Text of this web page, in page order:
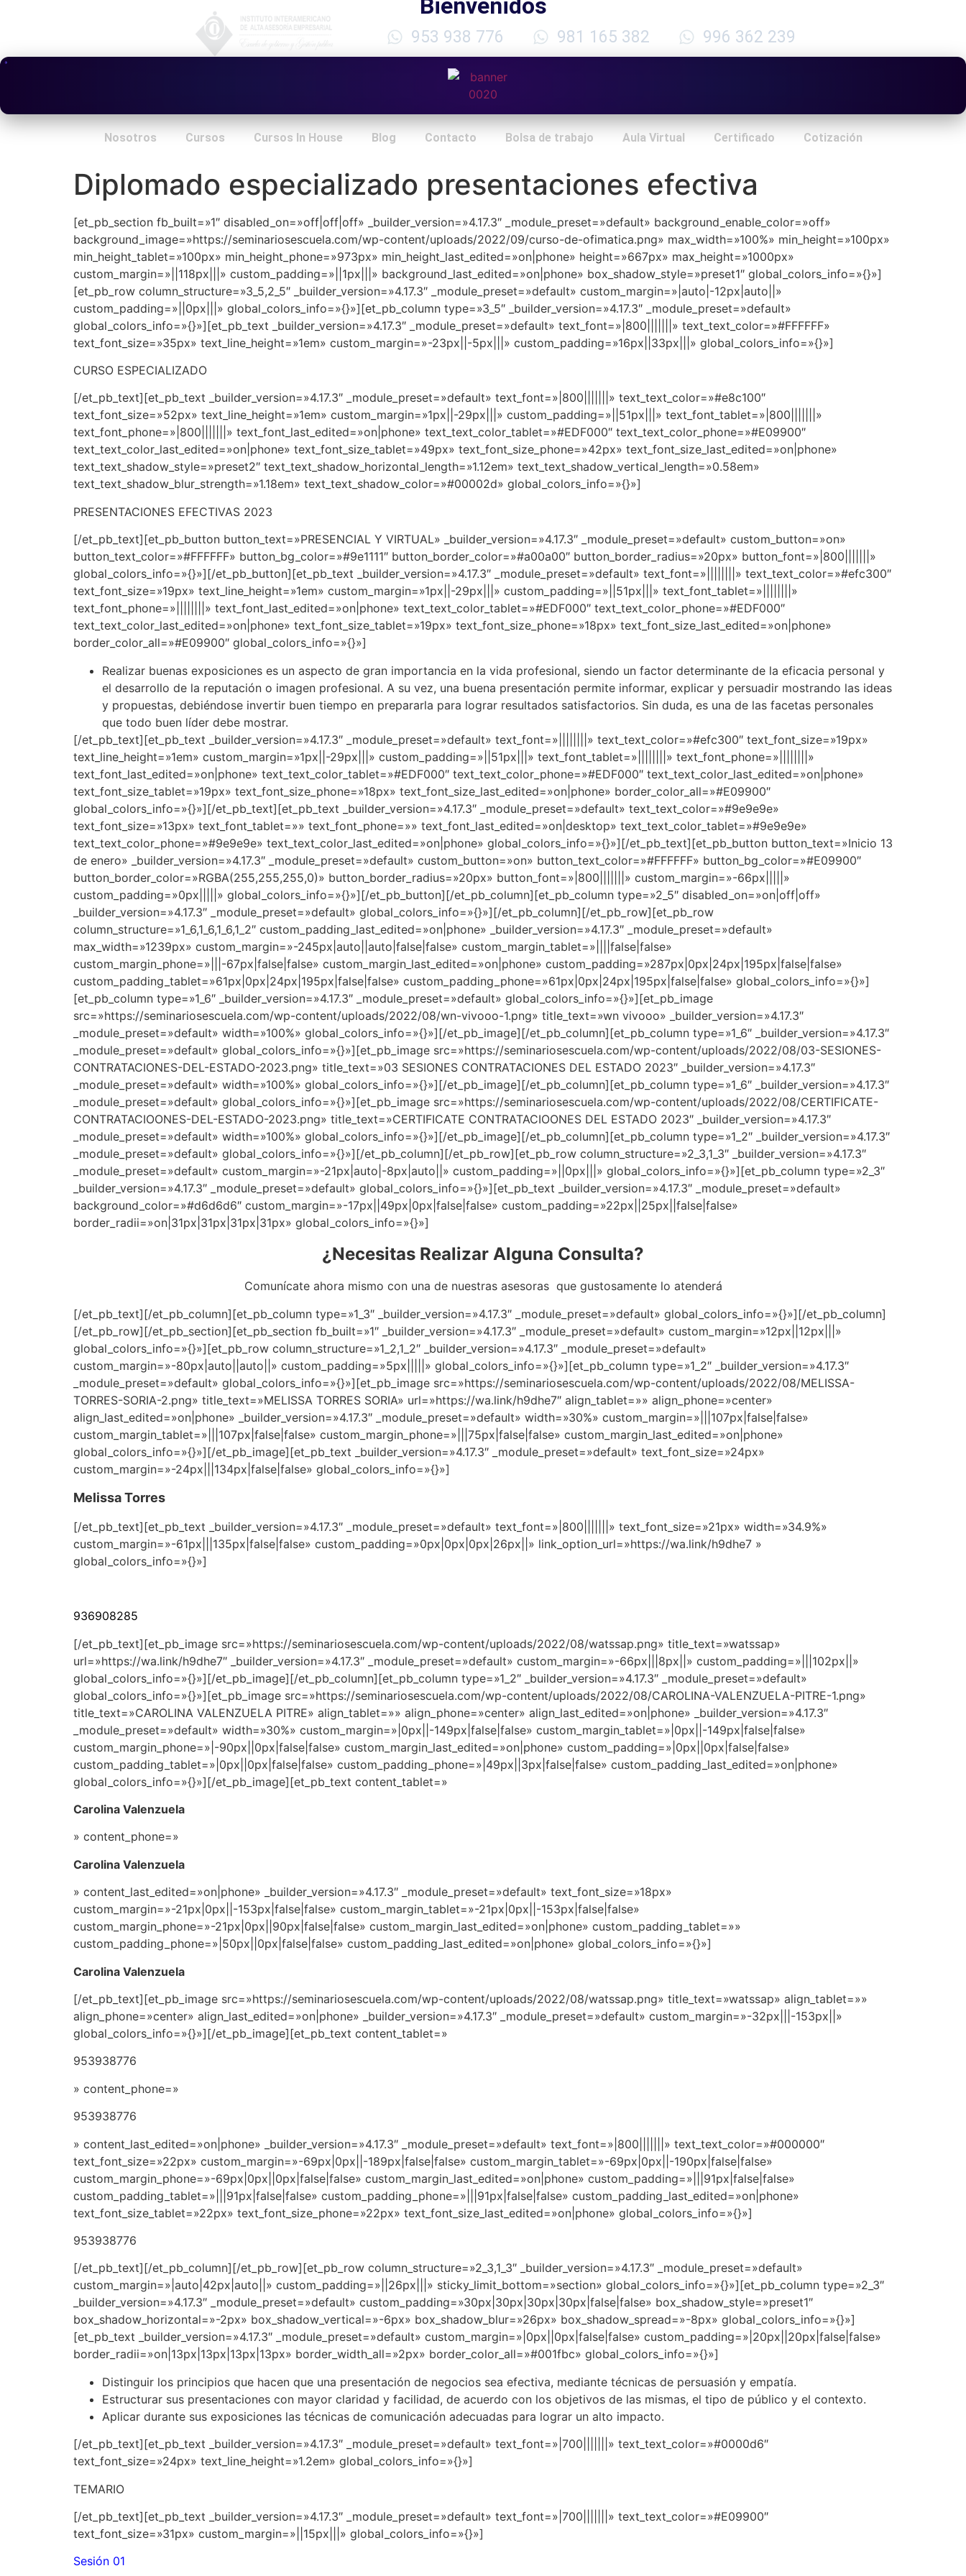
Bienvenidos
953 938 776 981 165 382 996 362 239
Nosotros Cursos Cursos In House Blog Contacto Bolsa de trabajo Aula Virtual Certificado Cotización
Diplomado especializado presentaciones efectiva
[et_pb_section fb_built=»1″ disabled_on=»off|off|off» _builder_version=»4.17.3″ _module_preset=»default» background_enable_color=»off»
background_image=»https://seminariosescuela.com/wp-content/uploads/2022/09/curso-de-ofimatica.png» max_width=»100%» min_height=»100px»
min_height_tablet=»100px» min_height_phone=»973px» min_height_last_edited=»on|phone» height=»667px» max_height=»1000px»
custom_margin=»||118px|||» custom_padding=»||1px|||» background_last_edited=»on|phone» box_shadow_style=»preset1″ global_colors_info=»{}»]
[et_pb_row column_structure=»3_5,2_5″ _builder_version=»4.17.3″ _module_preset=»default» custom_margin=»|auto|-12px|auto||»
custom_padding=»||0px|||» global_colors_info=»{}»][et_pb_column type=»3_5″ _builder_version=»4.17.3″ _module_preset=»default»
global_colors_info=»{}»][et_pb_text _builder_version=»4.17.3″ _module_preset=»default» text_font=»|800|||||||» text_text_color=»#FFFFFF»
text_font_size=»35px» text_line_height=»1em» custom_margin=»-23px||-5px|||» custom_padding=»16px||33px|||» global_colors_info=»{}»]
CURSO ESPECIALIZADO
[/et_pb_text][et_pb_text _builder_version=»4.17.3″ _module_preset=»default» text_font=»|800|||||||» text_text_color=»#e8c100″
text_font_size=»52px» text_line_height=»1em» custom_margin=»1px||-29px|||» custom_padding=»||51px|||» text_font_tablet=»|800|||||||»
text_font_phone=»|800|||||||» text_font_last_edited=»on|phone» text_text_color_tablet=»#EDF000″ text_text_color_phone=»#E09900″
text_text_color_last_edited=»on|phone» text_font_size_tablet=»49px» text_font_size_phone=»42px» text_font_size_last_edited=»on|phone»
text_text_shadow_style=»preset2″ text_text_shadow_horizontal_length=»1.12em» text_text_shadow_vertical_length=»0.58em»
text_text_shadow_blur_strength=»1.18em» text_text_shadow_color=»#00002d» global_colors_info=»{}»]
PRESENTACIONES EFECTIVAS 2023
[/et_pb_text][et_pb_button button_text=»PRESENCIAL Y VIRTUAL» _builder_version=»4.17.3″ _module_preset=»default» custom_button=»on»
button_text_color=»#FFFFFF» button_bg_color=»#9e1111″ button_border_color=»#a00a00″ button_border_radius=»20px» button_font=»|800|||||||»
global_colors_info=»{}»][/et_pb_button][et_pb_text _builder_version=»4.17.3″ _module_preset=»default» text_font=»||||||||» text_text_color=»#efc300″
text_font_size=»19px» text_line_height=»1em» custom_margin=»1px||-29px|||» custom_padding=»||51px|||» text_font_tablet=»||||||||»
text_font_phone=»||||||||» text_font_last_edited=»on|phone» text_text_color_tablet=»#EDF000″ text_text_color_phone=»#EDF000″
text_text_color_last_edited=»on|phone» text_font_size_tablet=»19px» text_font_size_phone=»18px» text_font_size_last_edited=»on|phone»
border_color_all=»#E09900″ global_colors_info=»{}»]
Realizar buenas exposiciones es un aspecto de gran importancia en la vida profesional, siendo un factor determinante de la eficacia personal y
el desarrollo de la reputación o imagen profesional. A su vez, una buena presentación permite informar, explicar y persuadir mostrando las ideas
y propuestas, debiéndose invertir buen tiempo en prepararla para lograr resultados satisfactorios. Sin duda, es una de las facetas personales
que todo buen líder debe mostrar.
[/et_pb_text][et_pb_text _builder_version=»4.17.3″ _module_preset=»default» text_font=»||||||||» text_text_color=»#efc300″ text_font_size=»19px»
text_line_height=»1em» custom_margin=»1px||-29px|||» custom_padding=»||51px|||» text_font_tablet=»||||||||» text_font_phone=»||||||||»
text_font_last_edited=»on|phone» text_text_color_tablet=»#EDF000″ text_text_color_phone=»#EDF000″ text_text_color_last_edited=»on|phone»
text_font_size_tablet=»19px» text_font_size_phone=»18px» text_font_size_last_edited=»on|phone» border_color_all=»#E09900″
global_colors_info=»{}»][/et_pb_text][et_pb_text _builder_version=»4.17.3″ _module_preset=»default» text_text_color=»#9e9e9e»
text_font_size=»13px» text_font_tablet=»» text_font_phone=»» text_font_last_edited=»on|desktop» text_text_color_tablet=»#9e9e9e»
text_text_color_phone=»#9e9e9e» text_text_color_last_edited=»on|phone» global_colors_info=»{}»][/et_pb_text][et_pb_button button_text=»Inicio 13
de enero» _builder_version=»4.17.3″ _module_preset=»default» custom_button=»on» button_text_color=»#FFFFFF» button_bg_color=»#E09900″
button_border_color=»RGBA(255,255,255,0)» button_border_radius=»20px» button_font=»|800|||||||» custom_margin=»-66px|||||»
custom_padding=»0px|||||» global_colors_info=»{}»][/et_pb_button][/et_pb_column][et_pb_column type=»2_5″ disabled_on=»on|off|off»
_builder_version=»4.17.3″ _module_preset=»default» global_colors_info=»{}»][/et_pb_column][/et_pb_row][et_pb_row
column_structure=»1_6,1_6,1_6,1_2″ custom_padding_last_edited=»on|phone» _builder_version=»4.17.3″ _module_preset=»default»
max_width=»1239px» custom_margin=»-245px|auto||auto|false|false» custom_margin_tablet=»||||false|false»
custom_margin_phone=»|||-67px|false|false» custom_margin_last_edited=»on|phone» custom_padding=»287px|0px|24px|195px|false|false»
custom_padding_tablet=»61px|0px|24px|195px|false|false» custom_padding_phone=»61px|0px|24px|195px|false|false» global_colors_info=»{}»]
[et_pb_column type=»1_6″ _builder_version=»4.17.3″ _module_preset=»default» global_colors_info=»{}»][et_pb_image
src=»https://seminariosescuela.com/wp-content/uploads/2022/08/wn-vivooo-1.png» title_text=»wn vivooo» _builder_version=»4.17.3″
_module_preset=»default» width=»100%» global_colors_info=»{}»][/et_pb_image][/et_pb_column][et_pb_column type=»1_6″ _builder_version=»4.17.3″
_module_preset=»default» global_colors_info=»{}»][et_pb_image src=»https://seminariosescuela.com/wp-content/uploads/2022/08/03-SESIONES-
CONTRATACIONES-DEL-ESTADO-2023.png» title_text=»03 SESIONES CONTRATACIONES DEL ESTADO 2023″ _builder_version=»4.17.3″
_module_preset=»default» width=»100%» global_colors_info=»{}»][/et_pb_image][/et_pb_column][et_pb_column type=»1_6″ _builder_version=»4.17.3″
_module_preset=»default» global_colors_info=»{}»][et_pb_image src=»https://seminariosescuela.com/wp-content/uploads/2022/08/CERTIFICATE-
CONTRATACIOONES-DEL-ESTADO-2023.png» title_text=»CERTIFICATE CONTRATACIOONES DEL ESTADO 2023″ _builder_version=»4.17.3″
_module_preset=»default» width=»100%» global_colors_info=»{}»][/et_pb_image][/et_pb_column][et_pb_column type=»1_2″ _builder_version=»4.17.3″
_module_preset=»default» global_colors_info=»{}»][/et_pb_column][/et_pb_row][et_pb_row column_structure=»2_3,1_3″ _builder_version=»4.17.3″
_module_preset=»default» custom_margin=»-21px|auto|-8px|auto||» custom_padding=»||0px|||» global_colors_info=»{}»][et_pb_column type=»2_3″
_builder_version=»4.17.3″ _module_preset=»default» global_colors_info=»{}»][et_pb_text _builder_version=»4.17.3″ _module_preset=»default»
background_color=»#d6d6d6″ custom_margin=»-17px||49px|0px|false|false» custom_padding=»22px||25px||false|false»
border_radii=»on|31px|31px|31px|31px» global_colors_info=»{}»]
¿Necesitas Realizar Alguna Consulta?
Comunícate ahora mismo con una de nuestras asesoras que gustosamente lo atenderá
[/et_pb_text][/et_pb_column][et_pb_column type=»1_3″ _builder_version=»4.17.3″ _module_preset=»default» global_colors_info=»{}»][/et_pb_column]
[/et_pb_row][/et_pb_section][et_pb_section fb_built=»1″ _builder_version=»4.17.3″ _module_preset=»default» custom_margin=»12px||12px|||»
global_colors_info=»{}»][et_pb_row column_structure=»1_2,1_2″ _builder_version=»4.17.3″ _module_preset=»default»
custom_margin=»-80px|auto||auto||» custom_padding=»5px|||||» global_colors_info=»{}»][et_pb_column type=»1_2″ _builder_version=»4.17.3″
_module_preset=»default» global_colors_info=»{}»][et_pb_image src=»https://seminariosescuela.com/wp-content/uploads/2022/08/MELISSA-
TORRES-SORIA-2.png» title_text=»MELISSA TORRES SORIA» url=»https://wa.link/h9dhe7″ align_tablet=»» align_phone=»center»
align_last_edited=»on|phone» _builder_version=»4.17.3″ _module_preset=»default» width=»30%» custom_margin=»|||107px|false|false»
custom_margin_tablet=»|||107px|false|false» custom_margin_phone=»|||75px|false|false» custom_margin_last_edited=»on|phone»
global_colors_info=»{}»][/et_pb_image][et_pb_text _builder_version=»4.17.3″ _module_preset=»default» text_font_size=»24px»
custom_margin=»-24px|||134px|false|false» global_colors_info=»{}»]
Melissa Torres
[/et_pb_text][et_pb_text _builder_version=»4.17.3″ _module_preset=»default» text_font=»|800|||||||» text_font_size=»21px» width=»34.9%»
custom_margin=»-61px|||135px|false|false» custom_padding=»0px|0px|0px|26px||» link_option_url=»https://wa.link/h9dhe7 »
global_colors_info=»{}»]
936908285
[/et_pb_text][et_pb_image src=»https://seminariosescuela.com/wp-content/uploads/2022/08/watssap.png» title_text=»watssap»
url=»https://wa.link/h9dhe7″ _builder_version=»4.17.3″ _module_preset=»default» custom_margin=»-66px|||8px||» custom_padding=»|||102px||»
global_colors_info=»{}»][/et_pb_image][/et_pb_column][et_pb_column type=»1_2″ _builder_version=»4.17.3″ _module_preset=»default»
global_colors_info=»{}»][et_pb_image src=»https://seminariosescuela.com/wp-content/uploads/2022/08/CAROLINA-VALENZUELA-PITRE-1.png»
title_text=»CAROLINA VALENZUELA PITRE» align_tablet=»» align_phone=»center» align_last_edited=»on|phone» _builder_version=»4.17.3″
_module_preset=»default» width=»30%» custom_margin=»|0px||-149px|false|false» custom_margin_tablet=»|0px||-149px|false|false»
custom_margin_phone=»|-90px||0px|false|false» custom_margin_last_edited=»on|phone» custom_padding=»|0px||0px|false|false»
custom_padding_tablet=»|0px||0px|false|false» custom_padding_phone=»|49px||3px|false|false» custom_padding_last_edited=»on|phone»
global_colors_info=»{}»][/et_pb_image][et_pb_text content_tablet=»
Carolina Valenzuela
» content_phone=»
Carolina Valenzuela
» content_last_edited=»on|phone» _builder_version=»4.17.3″ _module_preset=»default» text_font_size=»18px»
custom_margin=»-21px|0px||-153px|false|false» custom_margin_tablet=»-21px|0px||-153px|false|false»
custom_margin_phone=»-21px|0px||90px|false|false» custom_margin_last_edited=»on|phone» custom_padding_tablet=»»
custom_padding_phone=»|50px||0px|false|false» custom_padding_last_edited=»on|phone» global_colors_info=»{}»]
Carolina Valenzuela
[/et_pb_text][et_pb_image src=»https://seminariosescuela.com/wp-content/uploads/2022/08/watssap.png» title_text=»watssap» align_tablet=»»
align_phone=»center» align_last_edited=»on|phone» _builder_version=»4.17.3″ _module_preset=»default» custom_margin=»-32px|||-153px||»
global_colors_info=»{}»][/et_pb_image][et_pb_text content_tablet=»
953938776
» content_phone=»
953938776
» content_last_edited=»on|phone» _builder_version=»4.17.3″ _module_preset=»default» text_font=»|800|||||||» text_text_color=»#000000″
text_font_size=»22px» custom_margin=»-69px|0px||-189px|false|false» custom_margin_tablet=»-69px|0px||-190px|false|false»
custom_margin_phone=»-69px|0px||0px|false|false» custom_margin_last_edited=»on|phone» custom_padding=»|||91px|false|false»
custom_padding_tablet=»|||91px|false|false» custom_padding_phone=»|||91px|false|false» custom_padding_last_edited=»on|phone»
text_font_size_tablet=»22px» text_font_size_phone=»22px» text_font_size_last_edited=»on|phone» global_colors_info=»{}»]
953938776
[/et_pb_text][/et_pb_column][/et_pb_row][et_pb_row column_structure=»2_3,1_3″ _builder_version=»4.17.3″ _module_preset=»default»
custom_margin=»|auto|42px|auto||» custom_padding=»||26px|||» sticky_limit_bottom=»section» global_colors_info=»{}»][et_pb_column type=»2_3″
_builder_version=»4.17.3″ _module_preset=»default» custom_padding=»30px|30px|30px|30px|false|false» box_shadow_style=»preset1″
box_shadow_horizontal=»-2px» box_shadow_vertical=»-6px» box_shadow_blur=»26px» box_shadow_spread=»-8px» global_colors_info=»{}»]
[et_pb_text _builder_version=»4.17.3″ _module_preset=»default» custom_margin=»|0px||0px|false|false» custom_padding=»|20px||20px|false|false»
border_radii=»on|13px|13px|13px|13px» border_width_all=»2px» border_color_all=»#001fbc» global_colors_info=»{}»]
Distinguir los principios que hacen que una presentación de negocios sea efectiva, mediante técnicas de persuasión y empatía.
Estructurar sus presentaciones con mayor claridad y facilidad, de acuerdo con los objetivos de las mismas, el tipo de público y el contexto.
Aplicar durante sus exposiciones las técnicas de comunicación adecuadas para lograr un alto impacto.
[/et_pb_text][et_pb_text _builder_version=»4.17.3″ _module_preset=»default» text_font=»|700|||||||» text_text_color=»#0000d6″
text_font_size=»24px» text_line_height=»1.2em» global_colors_info=»{}»]
TEMARIO
[/et_pb_text][et_pb_text _builder_version=»4.17.3″ _module_preset=»default» text_font=»|700|||||||» text_text_color=»#E09900″
text_font_size=»31px» custom_margin=»||15px|||» global_colors_info=»{}»]
Sesión 01